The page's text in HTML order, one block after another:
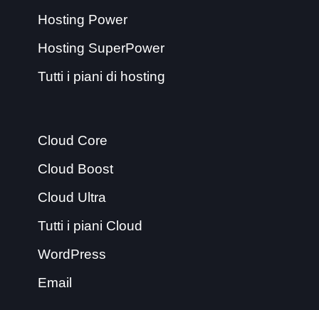
Hosting Power
Hosting SuperPower
Tutti i piani di hosting
Cloud Core
Cloud Boost
Cloud Ultra
Tutti i piani Cloud
WordPress
Email